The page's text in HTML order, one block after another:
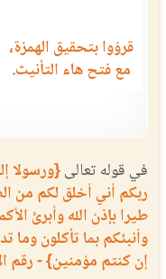
قرؤوا بتحقيق الهمزة،
مع فتح هاء التأنيث.
في قوله تعالى{ورسولا
ربكم أني أخلق لكم من
طيرا بإذن الله وأبرئ
وأنبئكم بما تأكلون
إن كنتم مؤمنين} - رقم